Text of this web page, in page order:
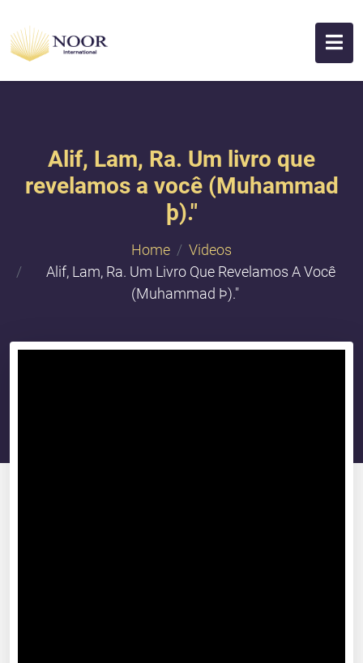
Alif, Lam, Ra. Um livro que
revelamos a você (Muhammad
þ)."
Home
Videos
Alif, Lam, Ra. Um Livro Que Revelamos A Você
(Muhammad Þ)."